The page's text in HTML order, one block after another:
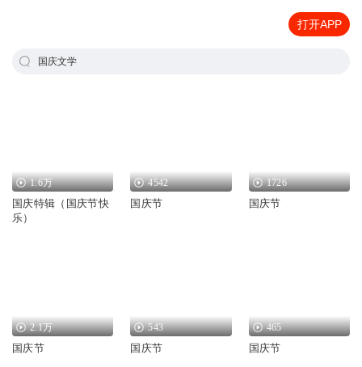
打开APP
国庆文学
1.6万
国庆特辑（国庆节快
乐）
4542
国庆节
1726
国庆节
2.1万
国庆节
543
国庆节
465
国庆节